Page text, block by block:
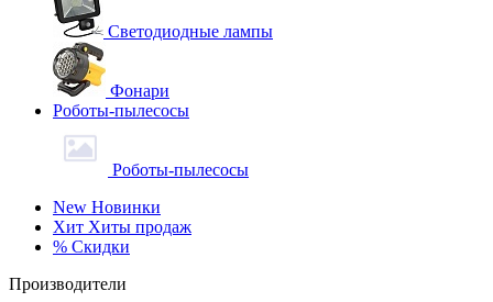
Светодиодные лампы
Фонари
Роботы-пылесосы
Роботы-пылесосы
New Новинки
Хит Хиты продаж
% Скидки
Производители